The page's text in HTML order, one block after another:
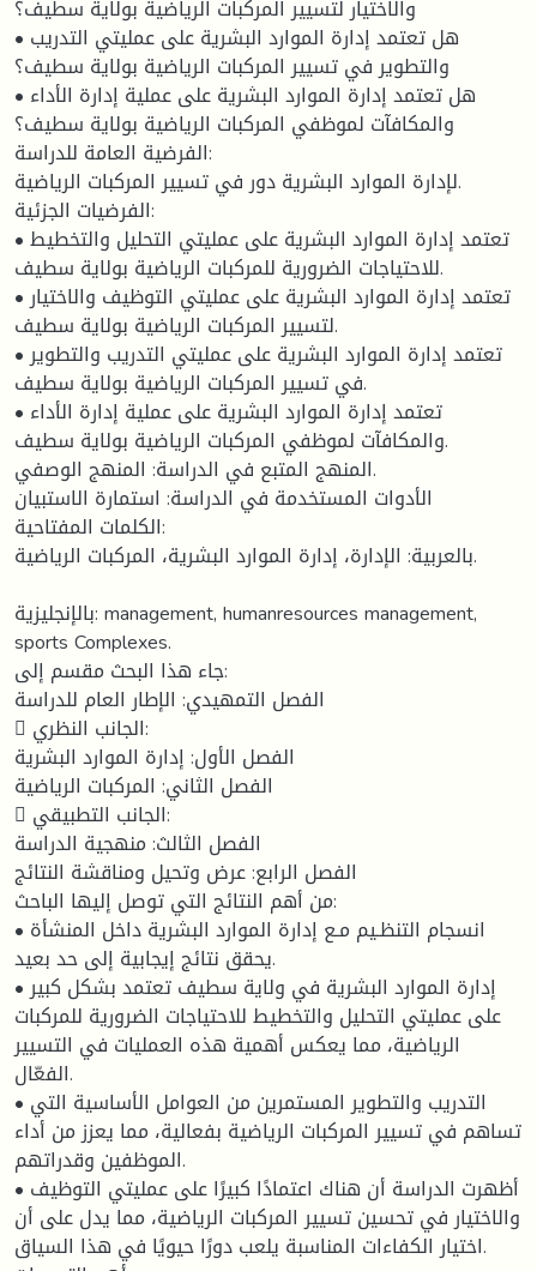
والاختيار لتسيير المركبات الرياضية بولاية سطيف؟
• هل تعتمد إدارة الموارد البشرية على عمليتي التدريب
والتطوير في تسيير المركبات الرياضية بولاية سطيف؟
• هل تعتمد إدارة الموارد البشرية على عملية إدارة الأداء
والمكافآت لموظفي المركبات الرياضية بولاية سطيف؟
الفرضية العامة للدراسة:
لإدارة الموارد البشرية دور في تسيير المركبات الرياضية.
الفرضيات الجزئية:
• تعتمد إدارة الموارد البشرية على عمليتي التحليل والتخطيط
للاحتياجات الضرورية للمركبات الرياضية بولاية سطيف.
• تعتمد إدارة الموارد البشرية على عمليتي التوظيف والاختيار
لتسيير المركبات الرياضية بولاية سطيف.
• تعتمد إدارة الموارد البشرية على عمليتي التدريب والتطوير
في تسيير المركبات الرياضية بولاية سطيف.
• تعتمد إدارة الموارد البشرية على عملية إدارة الأداء
والمكافآت لموظفي المركبات الرياضية بولاية سطيف.
المنهج المتبع في الدراسة: المنهج الوصفي.
الأدوات المستخدمة في الدراسة: استمارة الاستبيان
الكلمات المفتاحية:
بالعربية: الإدارة، إدارة الموارد البشرية، المركبات الرياضية.
بالإنجليزية: management, humanresources management,
sports Complexes.
جاء هذا البحث مقسم إلى:
الفصل التمهيدي: الإطار العام للدراسة
 الجانب النظري:
الفصل الأول: إدارة الموارد البشرية
الفصل الثاني: المركبات الرياضية
 الجانب التطبيقي:
الفصل الثالث: منهجية الدراسة
الفصل الرابع: عرض وتحيل ومناقشة النتائج
من أهم النتائج التي توصل إليها الباحث:
• انسجام التنظـيم مـع إدارة الموارد البشرية داخل المنشأة
يحقق نتائج إيجابية إلى حد بعيد.
• إدارة الموارد البشرية في ولاية سطيف تعتمد بشكل كبير
على عمليتي التحليل والتخطيط للاحتياجات الضرورية للمركبات
الرياضية، مما يعكس أهمية هذه العمليات في التسيير
الفعّال.
• التدريب والتطوير المستمرين من العوامل الأساسية التي
تساهم في تسيير المركبات الرياضية بفعالية، مما يعزز من أداء
الموظفين وقدراتهم.
• أظهرت الدراسة أن هناك اعتمادًا كبيرًا على عمليتي التوظيف
والاختيار في تحسين تسيير المركبات الرياضية، مما يدل على أن
اختيار الكفاءات المناسبة يلعب دورًا حيويًا في هذا السياق.